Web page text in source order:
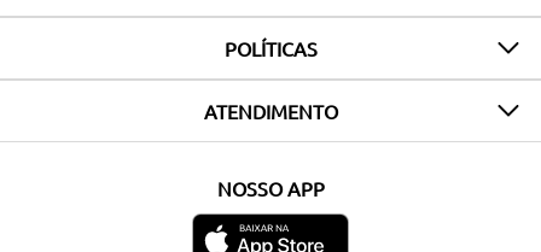
POLÍTICAS
ATENDIMENTO
NOSSO APP